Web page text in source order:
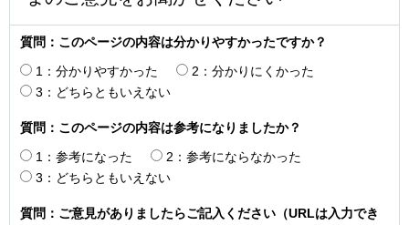
質問：このページの内容は分かりやすかったですか？
1：分かりやすかった
2：分かりにくかった
3：どちらともいえない
質問：このページの内容は参考になりましたか？
1：参考になった
2：参考にならなかった
3：どちらともいえない
質問：ご意見がありましたらご記入ください（URLは入力でき